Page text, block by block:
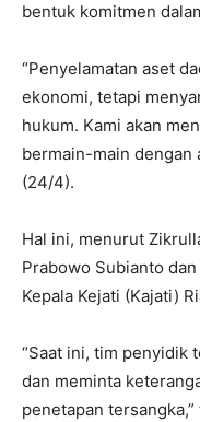
bentuk komitmen
“Penyelamatan aset
ekonomi, tetapi
hukum. Kami akan
bermain-main dengan
(24/4).
Hal ini, menurut
Prabowo Subianto
Kepala Kejati (Kajati)
“Saat ini, tim penyidik
dan meminta
penetapan